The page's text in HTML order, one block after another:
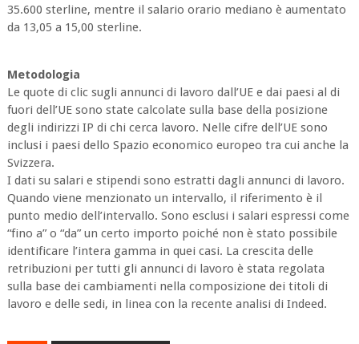
35.600 sterline, mentre il salario orario mediano è aumentato
da 13,05 a 15,00 sterline.
Metodologia
Le quote di clic sugli annunci di lavoro dall’UE e dai paesi al di
fuori dell’UE sono state calcolate sulla base della posizione
degli indirizzi IP di chi cerca lavoro. Nelle cifre dell’UE sono
inclusi i paesi dello Spazio economico europeo tra cui anche la
Svizzera.
I dati su salari e stipendi sono estratti dagli annunci di lavoro.
Quando viene menzionato un intervallo, il riferimento è il
punto medio dell’intervallo. Sono esclusi i salari espressi come
“fino a” o “da” un certo importo poiché non è stato possibile
identificare l’intera gamma in quei casi. La crescita delle
retribuzioni per tutti gli annunci di lavoro è stata regolata
sulla base dei cambiamenti nella composizione dei titoli di
lavoro e delle sedi, in linea con la recente analisi di Indeed.